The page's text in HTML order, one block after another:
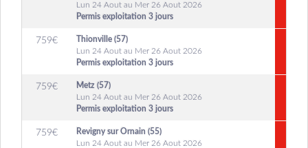
Lun 24 Aout au Mer 26 Aout 2026
Permis exploitation 3 jours
759€
Thionville (57)
Lun 24 Aout au Mer 26 Aout 2026
Permis exploitation 3 jours
759€
Metz (57)
Lun 24 Aout au Mer 26 Aout 2026
Permis exploitation 3 jours
759€
Revigny sur Ornain (55)
Lun 24 Aout au Mer 26 Aout 2026